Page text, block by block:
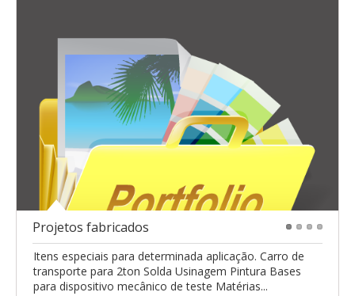
Projetos fabricados
Itens especiais para determinada aplicação. Carro de
transporte para 2ton Solda Usinagem Pintura Bases
para dispositivo mecânico de teste Matérias...